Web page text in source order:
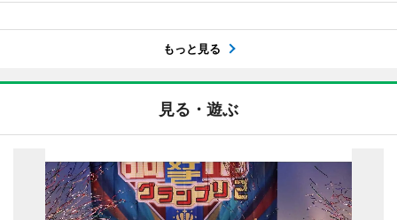
もっと見る
見る・遊ぶ